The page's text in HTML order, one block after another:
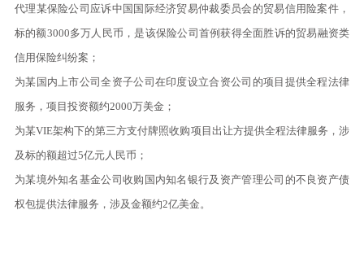
代理某保险公司应诉中国国际经济贸易仲裁委员会的贸易信用险案件，
标的额3000多万人民币，是该保险公司首例获得全面胜诉的贸易融资类
信用保险纠纷案 ；
为某国内上市公司全资子公司在印度设立合资公司的项目提供全程法律
服务，项目投资额约2000万美金 ；
为某VIE架构下的第三方支付牌照收购项目出让方提供全程法律服务，涉
及标的额超过5亿元人民币；
为某境外知名基金公司收购国内知名银行及资产管理公司的不良资产债
权包提供法律服务，涉及金额约2亿美金。